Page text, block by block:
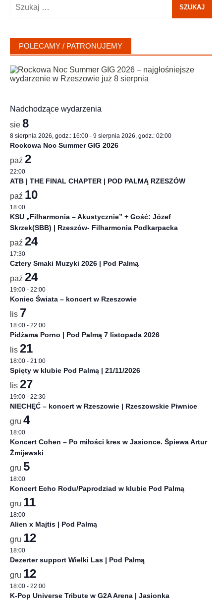
POLECAMY / PATRONUJEMY
Nadchodzące wydarzenia
sie 8
8 sierpnia 2026, godz.: 16:00 - 9 sierpnia 2026, godz.: 02:00
Rockowa Noc Summer GIG 2026
paź 2
22:00
ATB | THE FINAL CHAPTER | POD PALMĄ RZESZÓW
paź 10
18:00
KSU „Filharmonia – Akustycznie” + Gość: Józef
Skrzek(SBB) | Rzeszów- Filharmonia Podkarpacka
paź 24
17:30
Cztery Smaki Muzyki 2026 | Pod Palmą
paź 24
19:00 - 22:00
Koniec Świata – koncert w Rzeszowie
lis 7
18:00 - 22:00
Pidżama Porno | Pod Palmą 7 listopada 2026
lis 21
18:00 - 21:00
Spięty w klubie Pod Palmą | 21/11/2026
lis 27
19:00 - 22:30
NIECHĘĆ – koncert w Rzeszowie | Rzeszowskie Piwnice
gru 4
18:00
Koncert Cohen – Po miłości kres w Jasionce. Śpiewa Artur
Żmijewski
gru 5
18:00
Koncert Echo Rodu/Paprodziad w klubie Pod Palmą
gru 11
18:00
Alien x Majtis | Pod Palmą
gru 12
18:00
Dezerter support Wielki Las | Pod Palmą
gru 12
18:00 - 22:00
K-Pop Universe Tribute w G2A Arena | Jasionka